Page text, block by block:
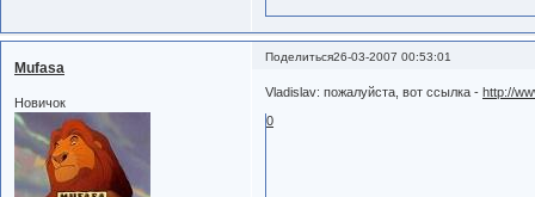
Поделиться26-03-2007 00:53:01
Mufasa
Новичок
Vladislav: пожалуйста, вот ссылка - http://
0